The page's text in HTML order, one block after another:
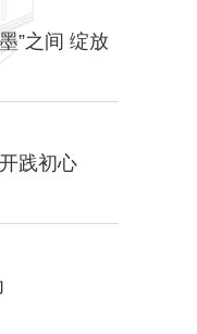
”之间 绽放
践初心